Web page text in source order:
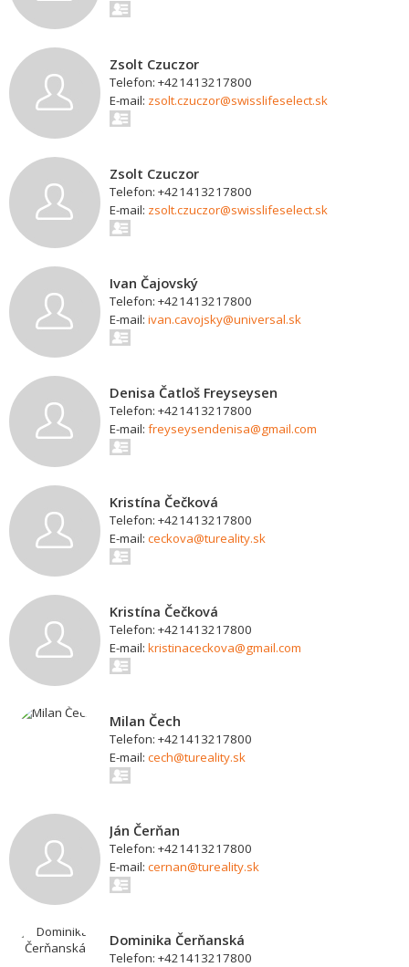
Zsolt Czuczor
Telefon: +421413217800
E-mail: zsolt.czuczor@swisslifeselect.sk
Zsolt Czuczor
Telefon: +421413217800
E-mail: zsolt.czuczor@swisslifeselect.sk
Ivan Čajovský
Telefon: +421413217800
E-mail: ivan.cavojsky@universal.sk
Denisa Čatloš Freyseysen
Telefon: +421413217800
E-mail: freyseysendenisa@gmail.com
Kristína Čečková
Telefon: +421413217800
E-mail: ceckova@tureality.sk
Kristína Čečková
Telefon: +421413217800
E-mail: kristinaceckova@gmail.com
Milan Čech
Telefon: +421413217800
E-mail: cech@tureality.sk
Ján Čerňan
Telefon: +421413217800
E-mail: cernan@tureality.sk
Dominika Čerňanská
Telefon: +421413217800